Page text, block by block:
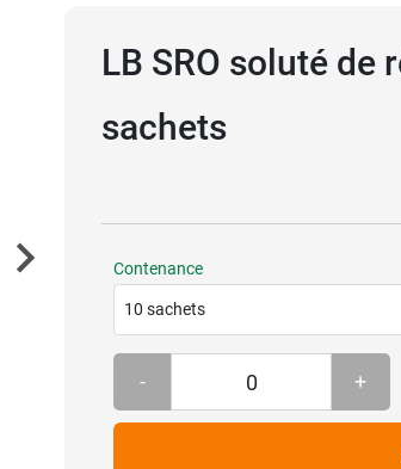
LB SRO soluté de
sachets
Contenance
10 sachets
- +